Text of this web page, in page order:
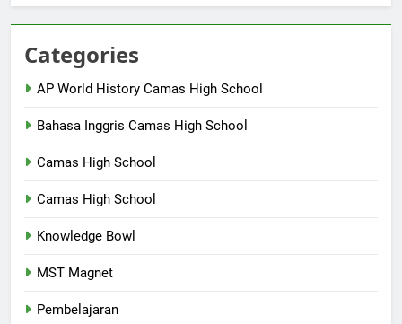
Categories
AP World History Camas High School
Bahasa Inggris Camas High School
Camas High School
Camas High School
Knowledge Bowl
MST Magnet
Pembelajaran